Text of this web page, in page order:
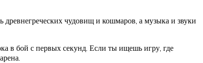
чудовищ и кошмаров, а музыка и звуки
в бой с первых секунд. Если ты ищешь игру, где